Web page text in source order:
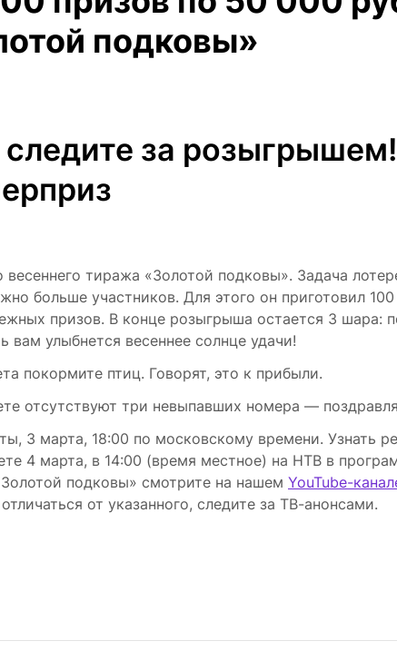
подковы»
следите за
тиража «Золотой подковы». Задача
больше участников. Для этого он приготовил
призов. В конце розыгрыша остается 3 шара:
вам улыбнется весеннее солнце удачи!
покормите птиц. Говорят, это к прибыли.
отсутствуют три невыпавших номера —
3 марта, 18:00 по московскому времени. Узнать
4 марта, в 14:00 (время местное) на НТВ в
подковы» смотрите на нашем YouTube-
от указанного, следите за ТВ-анонсами.